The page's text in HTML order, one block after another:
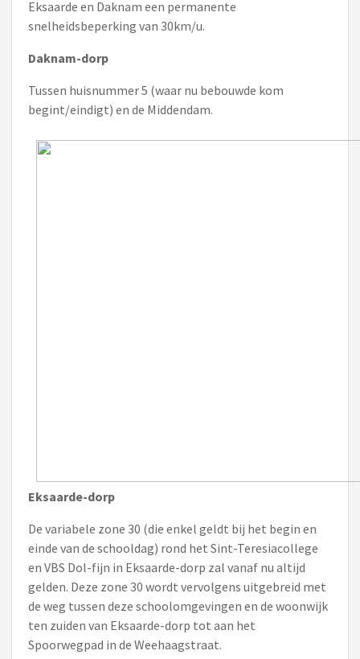
Eksaarde en Daknam een permanente
snelheidsbeperking van 30km/u.
Daknam-dorp
Tussen huisnummer 5 (waar nu bebouwde kom
begint/eindigt) en de Middendam.
Eksaarde-dorp
De variabele zone 30 (die enkel geldt bij het begin en
einde van de schooldag) rond het Sint-Teresiacollege
en VBS Dol-fijn in Eksaarde-dorp zal vanaf nu altijd
gelden. Deze zone 30 wordt vervolgens uitgebreid met
de weg tussen deze schoolomgevingen en de woonwijk
ten zuiden van Eksaarde-dorp tot aan het
Spoorwegpad in de Weehaagstraat.